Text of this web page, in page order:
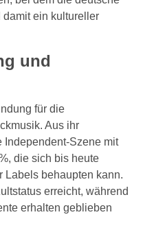
damit ein kultureller
und
für die
Aus ihr
Szene mit
die sich bis heute
Labels behaupten kann.
erreicht, während
erhalten geblieben